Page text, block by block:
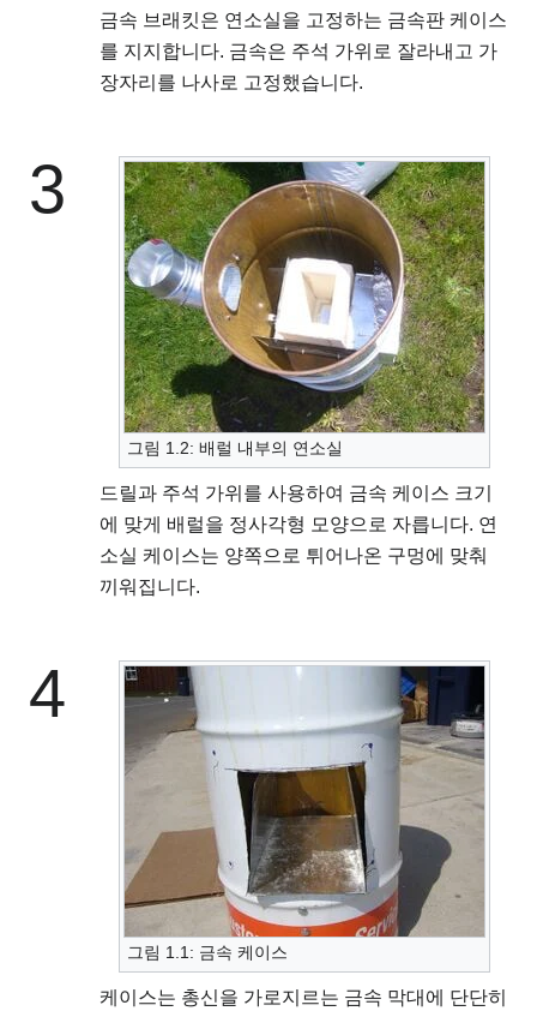
금속 브래킷은 연소실을 고정하는 금속판 케이스
를 지지합니다. 금속은 주석 가위로 잘라내고 가
장자리를 나사로 고정했습니다.
3
그림 1.2: 배럴 내부의 연소실
드릴과 주석 가위를 사용하여 금속 케이스 크기
에 맞게 배럴을 정사각형 모양으로 자릅니다. 연
소실 케이스는 양쪽으로 튀어나온 구멍에 맞춰
끼워집니다.
4
그림 1.1: 금속 케이스
케이스는 총신을 가로지르는 금속 막대에 단단히